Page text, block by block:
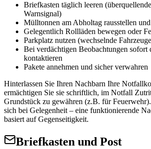
Briefkasten täglich leeren
Warnsignal)
Mülltonnen am Abholtag rausstellen
Gelegentlich Rollläden bewegen oder
Parkplatz nutzen (wechselnde
Bei verdächtigen Beobachtungen sofort
kontaktieren
Pakete annehmen und sicher verwahren
Hinterlassen Sie Ihren Nachbarn Ihre
ermächtigen Sie sie schriftlich, im Notfall
Grundstück zu gewähren (z.B. für
sich bei Gelegenheit – eine funktionierende
basiert auf Gegenseitigkeit.
Briefkasten und Post